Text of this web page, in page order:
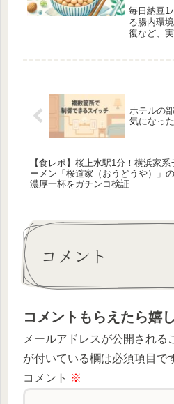
毎日納豆1
る腸内環
復など、
ホテルの
気になっ
【食レポ】桜上水駅1分！横浜家系
ーメン「桜道家（おうどうや）」の
濃厚一杯をガチンコ検証
コメント
コメントもらえたら嬉
メールアドレスが公開される
が付いている欄は必須項目で
コメント ※